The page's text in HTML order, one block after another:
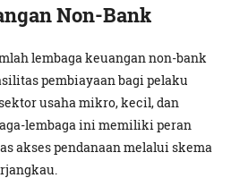
Non-Bank
lembaga keuangan non-bank
pembiayaan bagi pelaku
usaha mikro, kecil, dan
lembaga ini memiliki peran
akses pendanaan melalui skema